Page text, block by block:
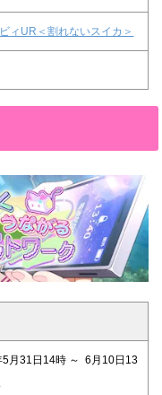
ィUR＜割れないスイカ＞
5月31日14時 ～ 6月10日13